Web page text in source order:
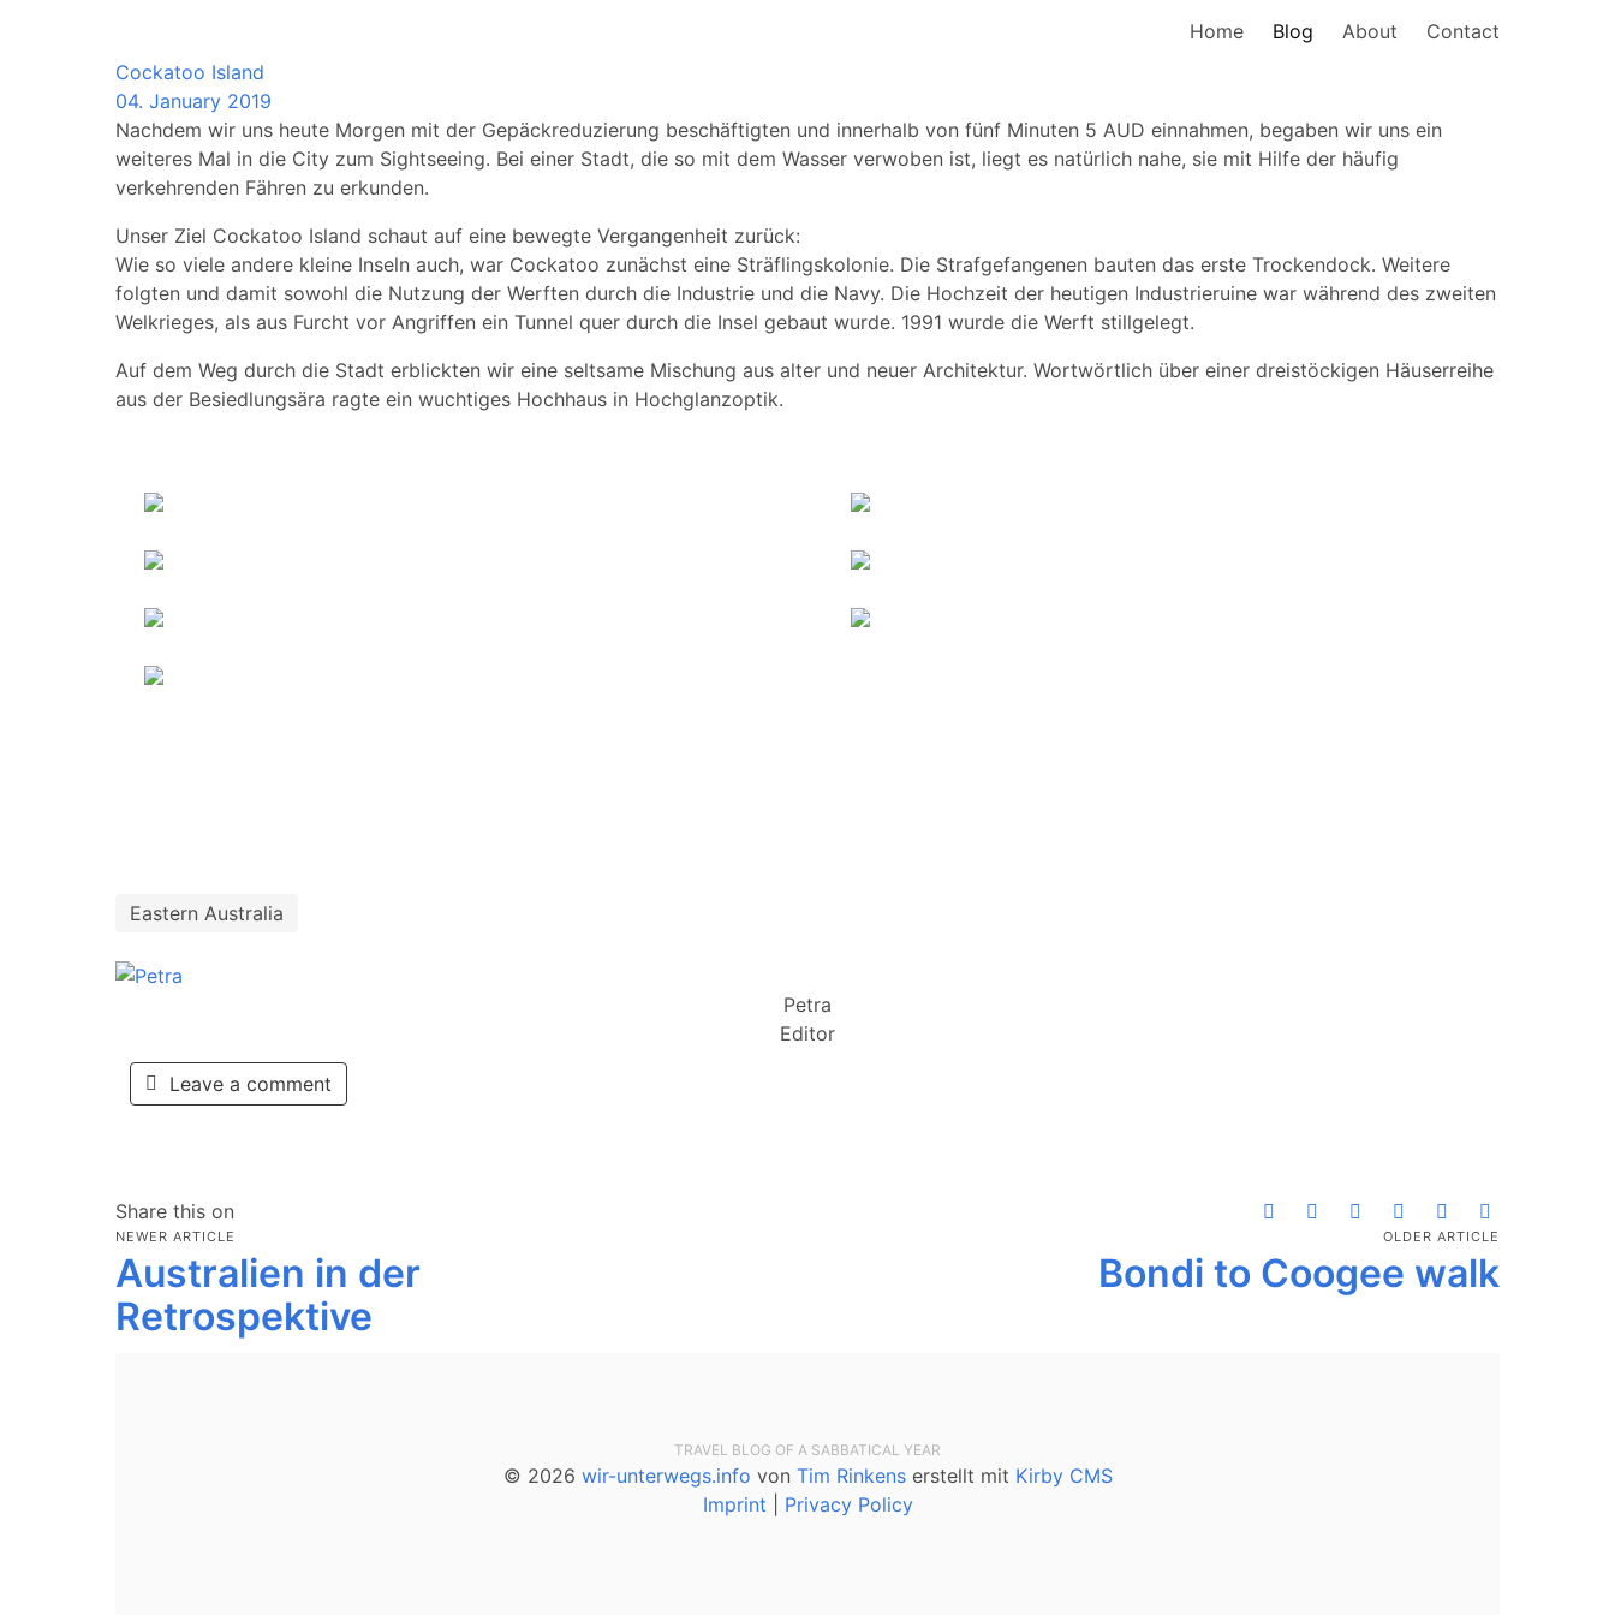
Home Blog About Contact
Cockatoo Island
04. January 2019
Nachdem wir uns heute Morgen mit der Gepäckreduzierung beschäftigten und innerhalb von fünf Minuten 5 AUD einnahmen, begaben wir uns ein
weiteres Mal in die City zum Sightseeing. Bei einer Stadt, die so mit dem Wasser verwoben ist, liegt es natürlich nahe, sie mit Hilfe der häufig
verkehrenden Fähren zu erkunden.
Unser Ziel Cockatoo Island schaut auf eine bewegte Vergangenheit zurück:
Wie so viele andere kleine Inseln auch, war Cockatoo zunächst eine Sträflingskolonie. Die Strafgefangenen bauten das erste Trockendock. Weitere
folgten und damit sowohl die Nutzung der Werften durch die Industrie und die Navy. Die Hochzeit der heutigen Industrieruine war während des zweiten
Welkrieges, als aus Furcht vor Angriffen ein Tunnel quer durch die Insel gebaut wurde. 1991 wurde die Werft stillgelegt.
Auf dem Weg durch die Stadt erblickten wir eine seltsame Mischung aus alter und neuer Architektur. Wortwörtlich über einer dreistöckigen Häuserreihe
aus der Besiedlungsära ragte ein wuchtiges Hochhaus in Hochglanzoptik.
Eastern Australia
Petra
Editor
Leave a comment
Share this on
NEWER ARTICLE
Australien in der
Retrospektive
OLDER ARTICLE
Bondi to Coogee walk
TRAVEL BLOG OF A SABBATICAL YEAR
© 2026 wir-unterwegs.info von Tim Rinkenserstellt mit Kirby CMS
Imprint
Privacy Policy